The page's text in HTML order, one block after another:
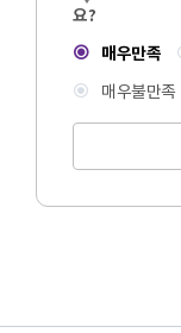
요?
매우만족
매우불만족